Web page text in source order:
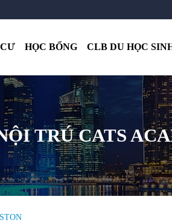
HỌC BỔNG CLB DU HỌC
TRÚ CATS